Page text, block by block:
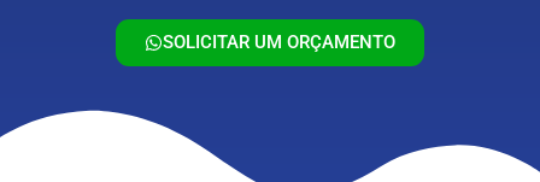
SOLICITAR UM ORÇAMENTO